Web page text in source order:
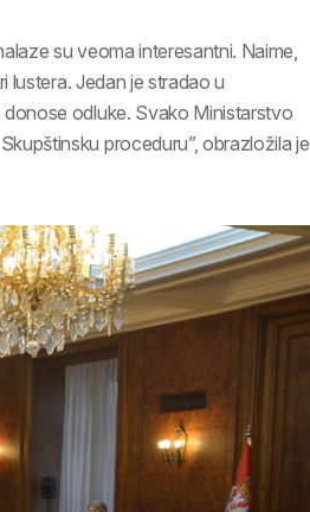
su veoma interesantni. Naime,
lustera. Jedan je stradao u
odluke. Svako Ministarstvo
proceduru”, obrazložila je